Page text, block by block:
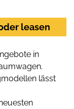
leasen
in
lässt